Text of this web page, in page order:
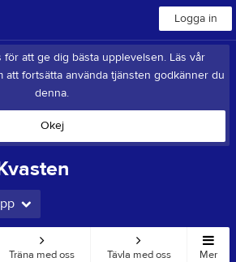
Logga in
att ge dig bästa upplevelsen. Läs vår
att fortsätta använda tjänsten godkänner du
denna.
Okej
Träna med oss Tävla med oss Mer